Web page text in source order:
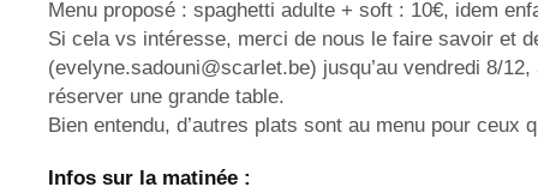
Menu proposé : spaghetti adulte + soft : 10€, idem
Si cela vs intéresse, merci de nous le faire savoir et
(evelyne.sadouni@scarlet.be) jusqu’au vendredi 8/
réserver une grande table.
Bien entendu, d’autres plats sont au menu pour ceux
Infos sur la matinée :